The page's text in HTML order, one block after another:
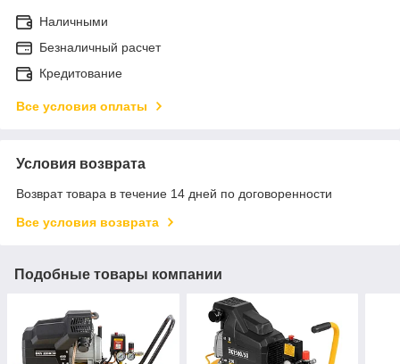
Наличными
Безналичный расчет
Кредитование
Все условия оплаты
Условия возврата
Возврат товара в течение 14 дней по договоренности
Все условия возврата
Подобные товары компании